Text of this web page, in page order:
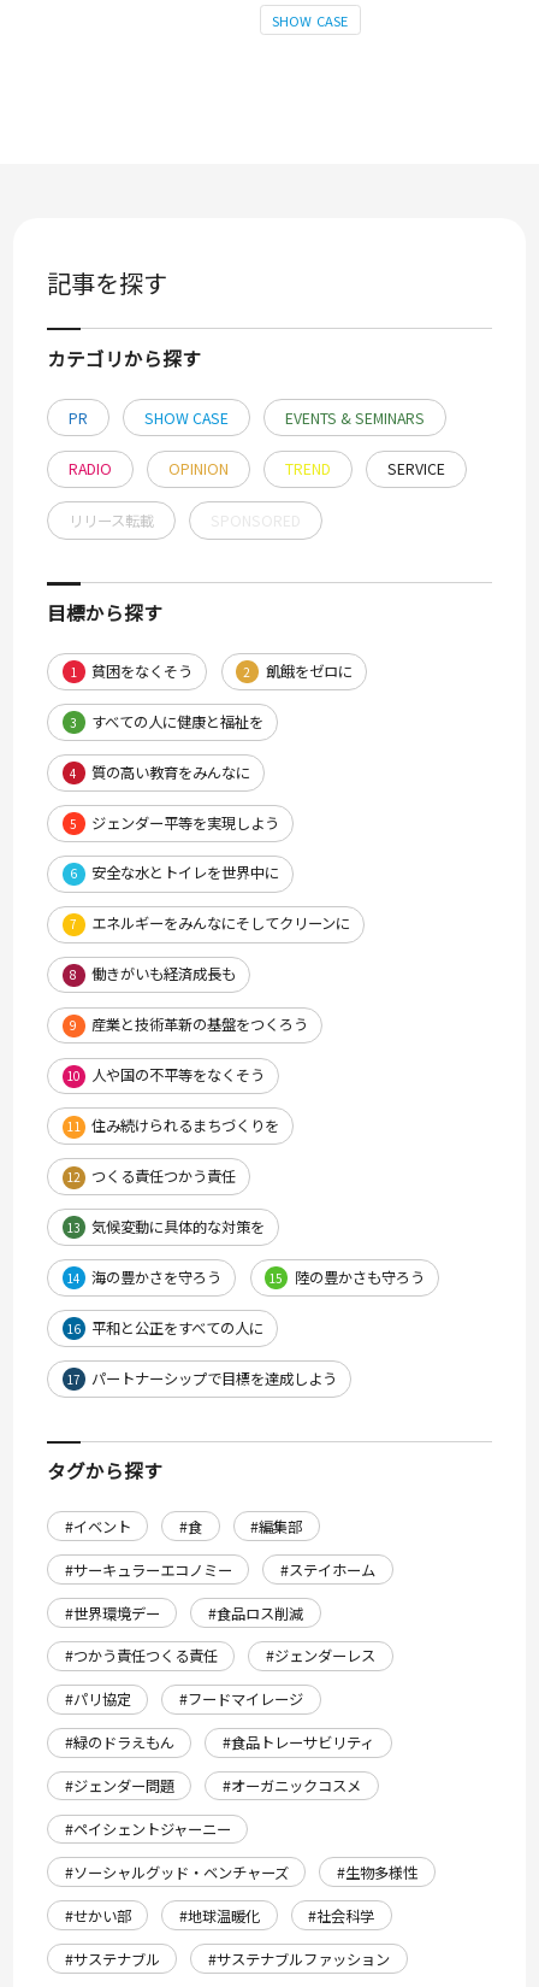
SHOW CASE
記事を探す
カテゴリから探す
PR SHOW CASE EVENTS & SEMINARS
RADIO OPINION TREND SERVICE
リリース転載
目標から探す
1 貧困をなくそう 2 飢餓をゼロに
3 すべての人に健康と福祉を
4 質の高い教育をみんなに
5 ジェンダー平等を実現しよう
6 安全な水とトイレを世界中に
7 エネルギーをみんなにそしてクリーンに
8 働きがいも経済成長も
9 産業と技術革新の基盤をつくろう
10 人や国の不平等をなくそう
11 住み続けられるまちづくりを
12 つくる責任つかう責任
13 気候変動に具体的な対策を
14 海の豊かさを守ろう 15 陸の豊かさも守ろう
16 平和と公正をすべての人に
17 パートナーシップで目標を達成しよう
タグから探す
#イベント #食
#編集部
#サーキュラーエコノミー
#ステイホーム
#世界環境デー
#食品ロス削減
#つかう責任つくる責任
#ジェンダーレス
#パリ協定
#フードマイレージ
#緑のドラえもん
#食品トレーサビリティ
#ジェンダー問題
#オーガニックコスメ
#ペイシェントジャーニー
#ソーシャルグッド・ベンチャーズ
#生物多様性
#せかい部
#地球温暖化
#社会科学
#サステナブル
#サステナブルファッション